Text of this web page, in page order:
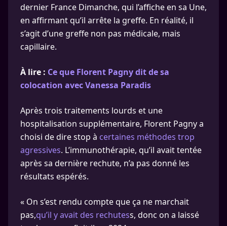
dernier France Dimanche, qui l’affiche en sa Une,
en affirmant qu’il arrête la greffe. En réalité, il
s’agit d’une greffe non pas médicale, mais
capillaire.
À lire : Ce que Florent Pagny dit de sa
colocation avec Vanessa Paradis
Après trois traitements lourds et une
hospitalisation supplémentaire, Florent Pagny a
choisi de dire stop à certaines méthodes trop
agressives. L’immunothérapie, qu’il avait tentée
après sa dernière rechute, n’a pas donné les
résultats espérés.
« On s’est rendu compte que ça ne marchait
pas,qu’il y avait des rechutess, donc on a laissé